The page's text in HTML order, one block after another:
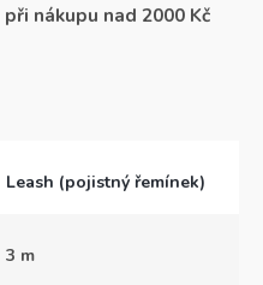
nákupu nad 2000 Kč
Leash (pojistný řemínek)
3 m